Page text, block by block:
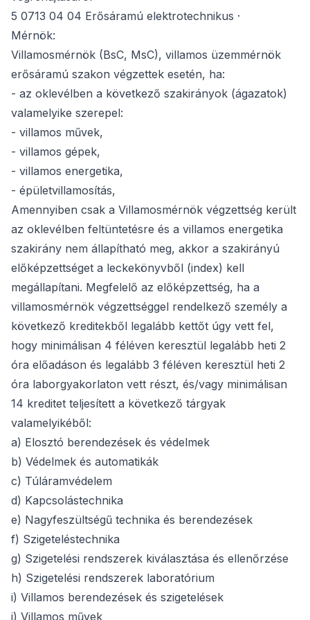
5 0713 04 04 Erősáramú elektrotechnikus ·
Mérnök:
Villamosmérnök (BsC, MsC), villamos üzemmérnök
erősáramú szakon végzettek esetén, ha:
- az oklevélben a következő szakirányok (ágazatok)
valamelyike szerepel:
- villamos művek,
- villamos gépek,
- villamos energetika,
- épületvillamosítás,
Amennyiben csak a Villamosmérnök végzettség került
az oklevélben feltüntetésre és a villamos energetika
szakirány nem állapítható meg, akkor a szakirányú
előképzettséget a leckekönyvből (index) kell
megállapítani. Megfelelő az előképzettség, ha a
villamosmérnök végzettséggel rendelkező személy a
következő kreditekből legalább kettőt úgy vett fel,
hogy minimálisan 4 féléven keresztül legalább heti 2
óra előadáson és legalább 3 féléven keresztül heti 2
óra laborgyakorlaton vett részt, és/vagy minimálisan
14 kreditet teljesített a következő tárgyak
valamelyikéből:
a) Elosztó berendezések és védelmek
b) Védelmek és automatikák
c) Túláramvédelem
d) Kapcsolástechnika
e) Nagyfeszültségű technika és berendezések
f) Szigeteléstechnika
g) Szigetelési rendszerek kiválasztása és ellenőrzése
h) Szigetelési rendszerek laboratórium
i) Villamos berendezések és szigetelések
j) Villamos művek